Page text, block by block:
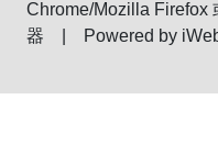
Chrome/Mozilla Firefox
器 | Powered by